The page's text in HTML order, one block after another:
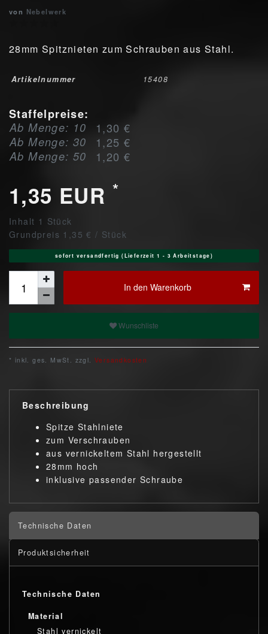
von Nebelwerk
28mm Spitznieten zum Schrauben aus Stahl.
Artikelnummer 15408
Staffelpreise:
Ab Menge: 10 1,30 €
Ab Menge: 30 1,25 €
Ab Menge: 50 1,20 €
1,35 EUR *
Inhalt 1 Stück
Grundpreis 1,35 € / Stück
sofort versandfertig (Lieferzeit 1 - 3 Arbeitstage)
In den Warenkorb
Wunschliste
* inkl. ges. MwSt. zzgl. Versandkosten
Beschreibung
Spitze Stahlniete
zum Verschrauben
aus vernickeltem Stahl hergestellt
28mm hoch
inklusive passender Schraube
Technische Daten
Produktsicherheit
Technische Daten
Material
Stahl vernickelt